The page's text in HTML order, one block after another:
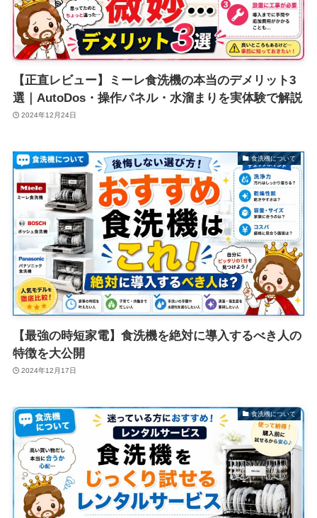
【正直レビュー】ミーレ食洗機の本当のデメリット3
選｜AutoDos・操作パネル・水溜まりを実体験で解説
2024年12月24日
食洗機について
【最強の時短家電】食洗機を絶対に導入するべき人の
特徴を大公開
2024年12月17日
食洗機について